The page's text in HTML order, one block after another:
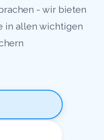
- wir bieten
in allen wichtigen